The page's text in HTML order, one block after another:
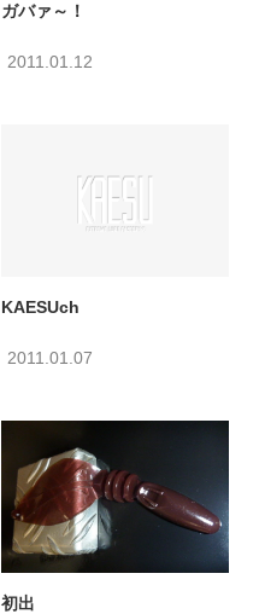
ガバァ～！
2011.01.12
KAESUch
2011.01.07
初出